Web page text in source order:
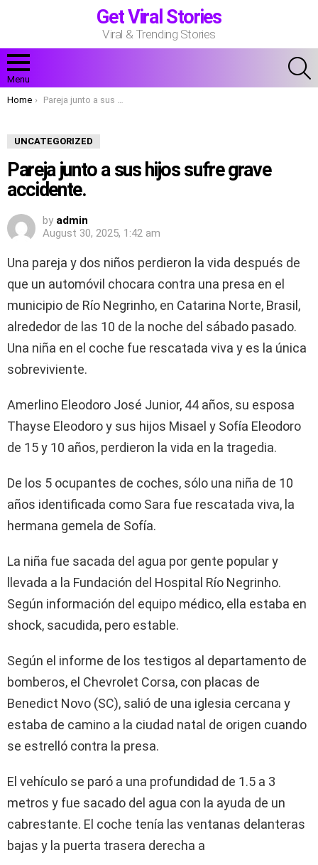
Get Viral Stories
Viral & Trending Stories
Menu
You are here:
Home Pareja junto a sus hijos sufre grave accidente.
UNCATEGORIZED
Pareja junto a sus hijos sufre grave
accidente.
by admin
August 30, 2025, 1:42 am
Una pareja y dos niños perdieron la vida después de
que un automóvil chocara contra una presa en el
municipio de Río Negrinho, en Catarina Norte, Brasil,
alrededor de las 10 de la noche del sábado pasado.
Una niña en el coche fue rescatada viva y es la única
sobreviviente.
Amerlino Eleodoro José Junior, 44 años, su esposa
Thayse Eleodoro y sus hijos Misael y Sofía Eleodoro
de 15 y 10 años, perdieron la vida en la tragedia.
De los 5 ocupantes de coches, sólo una niña de 10
años identificada como Sara fue rescatada viva, la
hermana gemela de Sofía.
La niña fue sacada del agua por gente popular y
llevada a la Fundación del Hospital Río Negrinho.
Según información del equipo médico, ella estaba en
shock, sacudida, pero estable.
Según el informe de los testigos al departamento de
bomberos, el Chevrolet Corsa, con placas de
Benedict Novo (SC), salió de una iglesia cercana y
estaba de camino a la ciudad natal de origen cuando
se estrelló contra la presa.
El vehículo se paró a una profundidad de 1.5 a 3
metros y fue sacado del agua con la ayuda de un
cabrestante. El coche tenía las ventanas delanteras
bajas y la puerta trasera derecha a